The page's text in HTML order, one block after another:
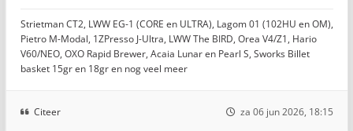
Strietman CT2, LWW EG-1 (CORE en ULTRA), Lagom 01 (102HU en OM),
Pietro M-Modal, 1ZPresso J-Ultra, LWW The BIRD, Orea V4/Z1, Hario
V60/NEO, OXO Rapid Brewer, Acaia Lunar en Pearl S, Sworks Billet
basket 15gr en 18gr en nog veel meer
Citeer za 06 jun 2026, 18:15